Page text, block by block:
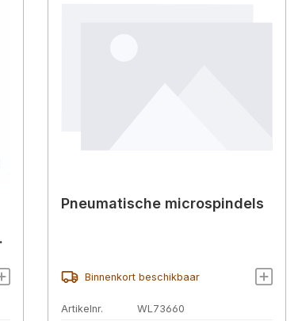
Pneumatische microspindels
Binnenkort beschikbaar
Artikelnr. WL73660